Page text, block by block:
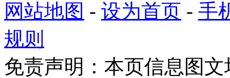
网站地图 - 设为首页 - 手
规则
免责声明：本页信息图